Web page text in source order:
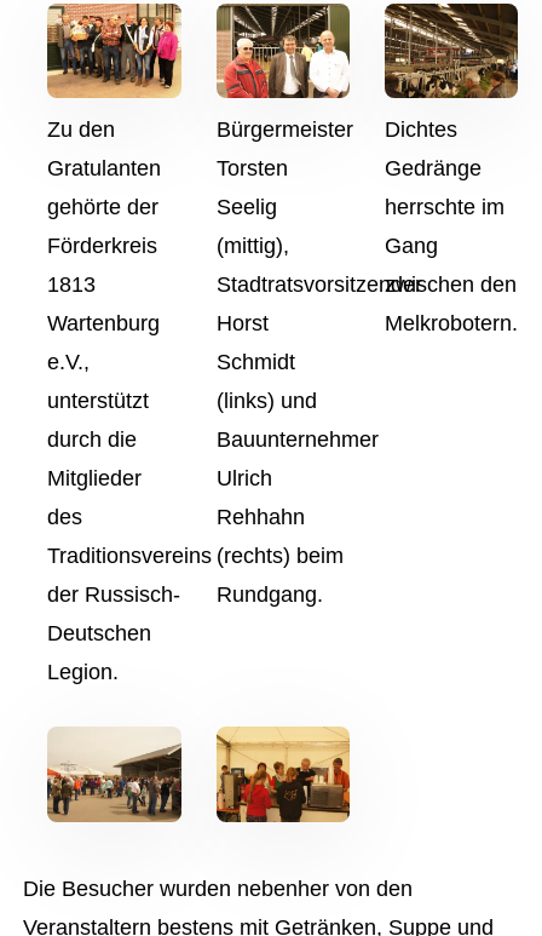
Zu den
Gratulanten
gehörte der
Förderkreis
1813
Wartenburg
e.V.,
unterstützt
durch die
Mitglieder
des
Traditionsvereins
der Russisch-
Deutschen
Legion.
Bürgermeister
Torsten
Seelig
(mittig),
Stadtratsvorsitzender
Horst
Schmidt
(links) und
Bauunternehmer
Ulrich
Rehhahn
(rechts) beim
Rundgang.
Dichtes
Gedränge
herrschte im
Gang
zwischen den
Melkrobotern.
Die Besucher wurden nebenher von den
Veranstaltern bestens mit Getränken, Suppe und